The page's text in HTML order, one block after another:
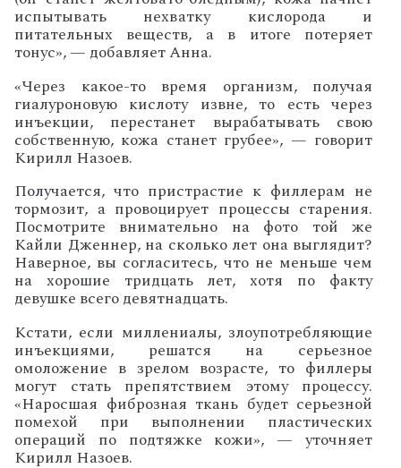
испытывать нехватку кислорода и
питательных веществ, а в итоге потеряет
тонус», — добавляет Анна.
«Через какое-то время организм, получая
гиалуроновую кислоту извне, то есть через
инъекции, перестанет вырабатывать свою
собственную, кожа станет грубее», — говорит
Кирилл Назоев.
Получается, что пристрастие к филлерам не
тормозит, а провоцирует процессы старения.
Посмотрите внимательно на фото той же
Кайли Дженнер, на сколько лет она выглядит?
Наверное, вы согласитесь, что не меньше чем
на хорошие тридцать лет, хотя по факту
девушке всего девятнадцать.
Кстати, если миллениалы, злоупотребляющие
инъекциями, решатся на серьезное
омоложение в зрелом возрасте, то филлеры
могут стать препятствием этому процессу.
«Наросшая фиброзная ткань будет серьезной
помехой при выполнении пластических
операций по подтяжке кожи», — уточняет
Кирилл Назоев.